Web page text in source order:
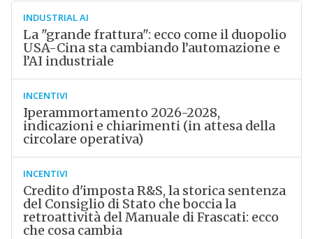
INDUSTRIAL AI
La "grande frattura": ecco come il duopolio
USA-Cina sta cambiando l’automazione e
l’AI industriale
INCENTIVI
Iperammortamento 2026-2028,
indicazioni e chiarimenti (in attesa della
circolare operativa)
INCENTIVI
Credito d'imposta R&S, la storica sentenza
del Consiglio di Stato che boccia la
retroattività del Manuale di Frascati: ecco
che cosa cambia